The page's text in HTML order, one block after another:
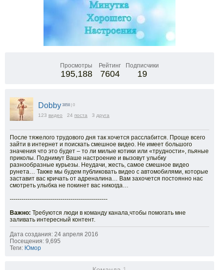
Просмотры
195,188
Рейтинг
7604
Подписчики
19
Dobby 3858 | 0
123 видео 24 поста 3 друга
После тяжелого трудового дня так хочется расслабится. Проще всего
зайти в интернет и поискать смешное видео. Не имеет большого
значения что это будет – то ли милые котики или «трудности», пьяные
приколы. Поднимут Ваше настроение и вызовут улыбку
разнообразные курьезы. Неудачи, жесть, самое смешное видео
рунета… Также мы будем публиковать видео с автомобилями, которые
заставит вас кричать от адреналина… Вам захочется постоянно нас
смотреть улыбка не покинет вас никогда…
--------------------------------------------------
Важно: Требуются люди в команду канала,чтобы помогать мне
заливать интересный контент.
Дата создания: 24 апреля 2016
Посещения: 9,695
Теги: Юмор